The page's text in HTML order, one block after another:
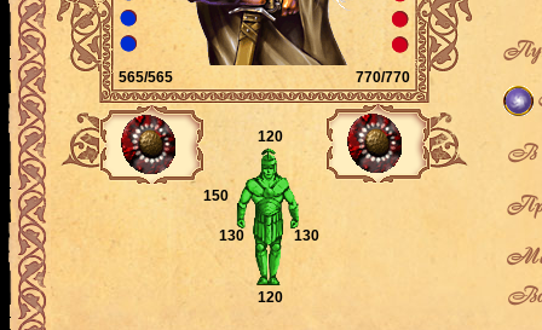
565/565 770/770
120
150
120
130 130
В